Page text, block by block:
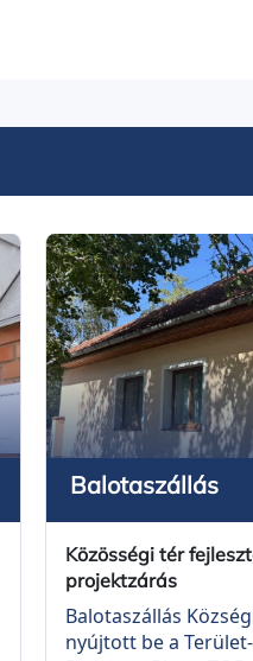
Balotaszállás
Közösségi tér
projektzárás
Balotaszállás
nyújtott be a